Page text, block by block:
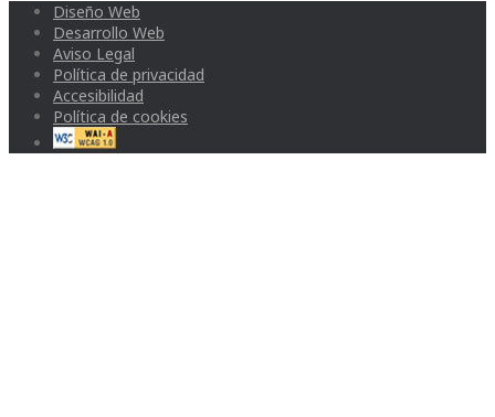
Diseño Web
Desarrollo Web
Aviso Legal
Política de privacidad
Accesibilidad
Política de cookies